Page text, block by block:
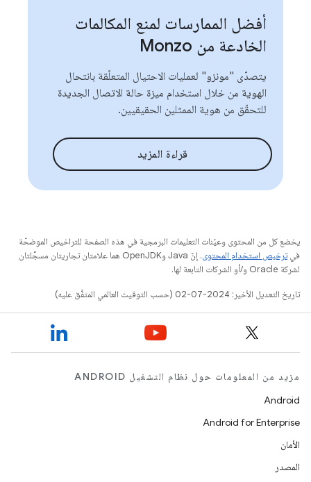
أفضل الممارسات لمنع المكالمات
الخادعة من Monzo
يتصدّى "مونزو" لعمليات الاحتيال المتعلّقة بانتحال
الهوية من خلال استخدام ميزة حالة الاتصال الجديدة
للتحقّق من هوية الممثلين الحقيقيين.
قراءة المزيد
يخضع كل من المحتوى وعيّنات التعليمات البرمجية في هذه الصفحة للتراخيص الموضحّة
فيترخيص استخدام المحتوى
. إنّ Java وOpenJDK هما علامتان تجاريتان مسجَّلتان
لشركة Oracle و/أو الشركات التابعة لها.
تاريخ التعديل الأخير: 2024-07-02 (حسب التوقيت العالمي المتفَّق عليه)
مزيد من المعلومات حول نظام التشغيل ANDROID
Android
Android for Enterprise
الأمان
المصدر